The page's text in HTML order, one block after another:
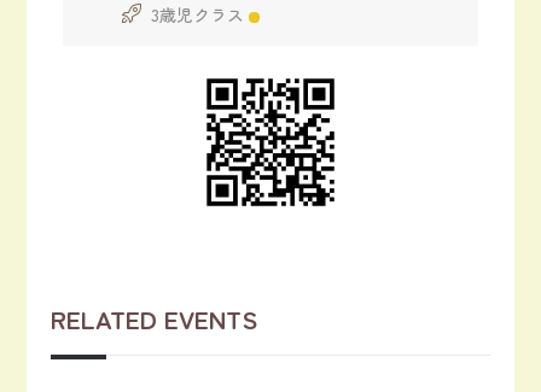
3歳児クラス
RELATED EVENTS